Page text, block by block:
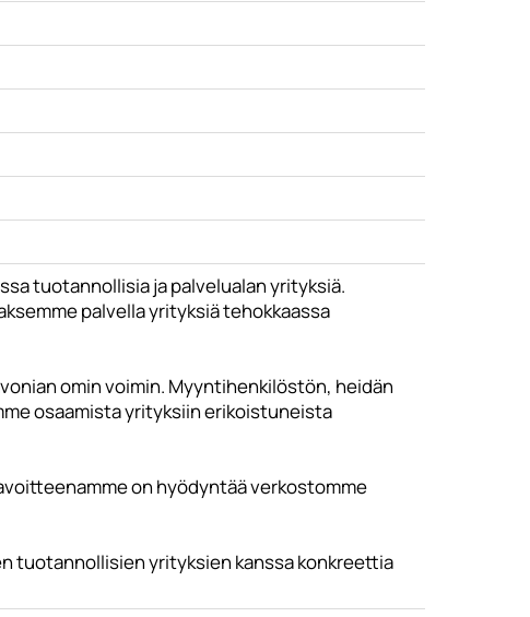
tuotannollisia ja palvelualan yrityksiä.
palvella yrityksiä tehokkaassa
omin voimin. Myyntihenkilöstön, heidän
osaamista yrityksiin erikoistuneista
on hyödyntää verkostomme
tuotannollisien yrityksien kanssa konkreettia